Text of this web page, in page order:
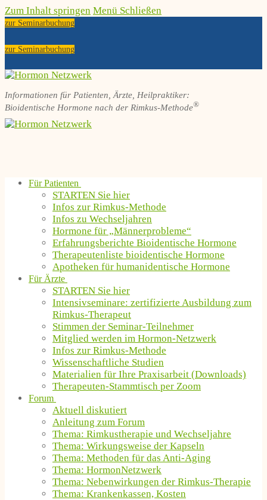
Zum Inhalt springen Menü Schließen
zur Seminarbuchung
zur Seminarbuchung
Informationen für Patienten, Ärzte, Heilpraktiker:
Bioidentische Hormone nach der Rimkus-Methode®
Für Patienten
STARTEN Sie hier
Infos zur Rimkus-Methode
Infos zu Wechseljahren
Hormone für „Männerprobleme“
Erfahrungsberichte Bioidentische Hormone
Therapeutenliste bioidentische Hormone
Apotheken für humanidentische Hormone
Für Ärzte
STARTEN Sie hier
Intensivseminare: zertifizierte Ausbildung zum
Rimkus-Therapeut
Stimmen der Seminar-Teilnehmer
Mitglied werden im Hormon-Netzwerk
Infos zur Rimkus-Methode
Wissenschaftliche Studien
Materialien für Ihre Praxisarbeit (Downloads)
Therapeuten-Stammtisch per Zoom
Forum
Aktuell diskutiert
Anleitung zum Forum
Thema: Rimkustherapie und Wechseljahre
Thema: Wirkungsweise der Kapseln
Thema: Methoden für das Anti-Aging
Thema: HormonNetzwerk
Thema: Nebenwirkungen der Rimkus-Therapie
Thema: Krankenkassen, Kosten